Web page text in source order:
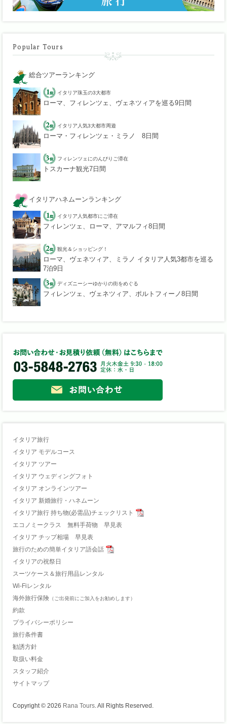
Popular Tours
総合ツアーランキング
イタリア珠玉の3大都市
ローマ、フィレンツェ、ヴェネツィアを巡る9日間
イタリア人気3大都市周遊
ローマ・フィレンツェ・ミラノ 8日間
フィレンツェにのんびりご滞在
トスカーナ観光7日間
イタリアハネムーンランキング
イタリア人気都市にご滞在
フィレンツェ、ローマ、アマルフィ8日間
観光＆ショッピング！
ローマ、ヴェネツィア、ミラノ イタリア人気3都市を巡る
7泊9日
ディズニーシーゆかりの街をめぐる
フィレンツェ、ヴェネツィア、ポルトフィーノ8日間
イタリア旅行
イタリア モデルコース
イタリア ツアー
イタリア ウェディングフォト
イタリア オンラインツアー
イタリア 新婚旅行・ハネムーン
イタリア旅行 持ち物(必需品)チェックリスト
エコノミークラス 無料手荷物 早見表
イタリア チップ相場 早見表
旅行のための簡単イタリア語会話
イタリアの祝祭日
スーツケース＆旅行用品レンタル
Wi-Fiレンタル
海外旅行保険 （ご出発前にご加入をお勧めします）
約款
プライバシーポリシー
旅行条件書
勧誘方針
取扱い料金
スタッフ紹介
サイトマップ
Copyright © 2026 Rana Tours. All Rights Reserved.